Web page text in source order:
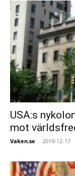
USA:s
mot
Vaken.se - 2019-12-17